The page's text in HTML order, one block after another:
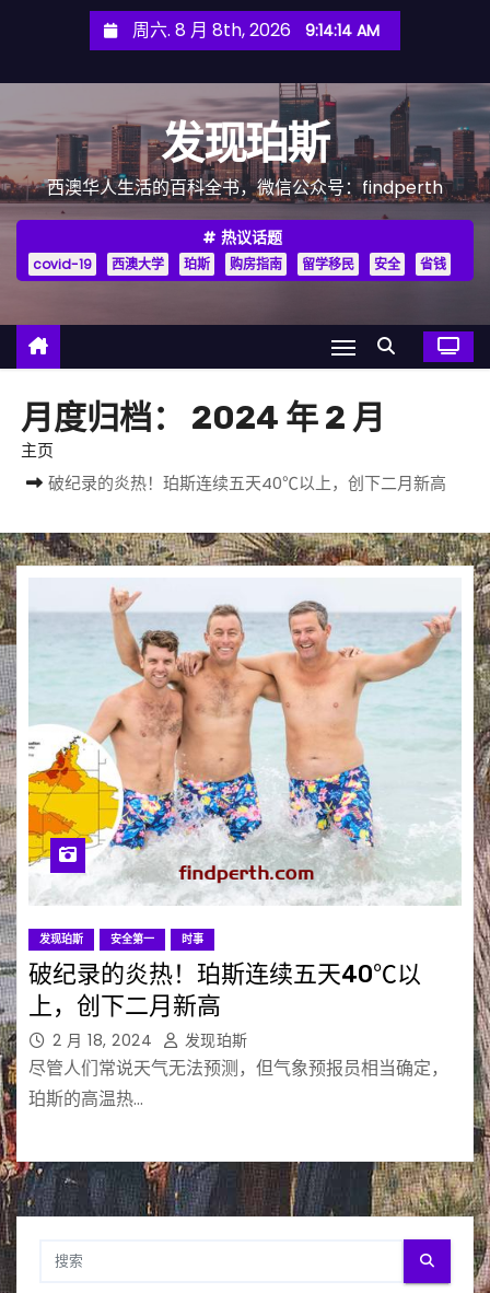
周六. 8 月 8th, 2026 9:14:15 AM
发现珀斯
西澳华人生活的百科全书，微信公众号：findperth
热议话题
covid-19 西澳大学 珀斯 购房指南 留学移民 安全 省钱
月度归档： 2024 年 2 月
主页
破纪录的炎热！珀斯连续五天40℃以上，创下二月新高
发现珀斯 安全第一 时事
破纪录的炎热！珀斯连续五天40℃以
上，创下二月新高
2 月 18, 2024 发现珀斯
尽管人们常说天气无法预测，但气象预报员相当确定，
珀斯的高温热…